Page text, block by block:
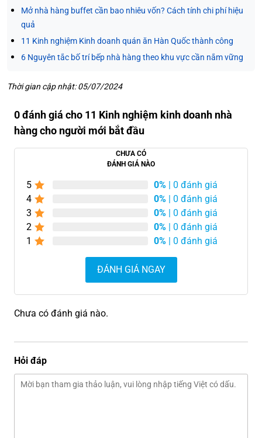
Mở nhà hàng buffet cần bao nhiêu vốn? Cách tính chi phí hiệu
quả
11 Kinh nghiệm Kinh doanh quán ăn Hàn Quốc thành công
6 Nguyên tắc bố trí bếp nhà hàng theo khu vực cần nắm vững
Thời gian cập nhật: 05/07/2024
0 đánh giá cho 11 Kinh nghiệm kinh doanh nhà
hàng cho người mới bắt đầu
CHƯA CÓ
ĐÁNH GIÁ NÀO
5 0% | 0 đánh giá
4
0% | 0 đánh giá
3
0% | 0 đánh giá
2
0% | 0 đánh giá
1
0% | 0 đánh giá
ĐÁNH GIÁ NGAY
Chưa có đánh giá nào.
Hỏi đáp